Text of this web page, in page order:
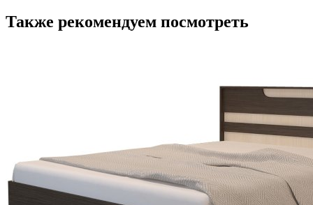
Также рекомендуем посмотреть